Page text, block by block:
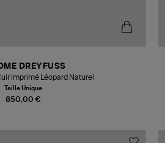
850,00 €
DREYFUSS
Imprimé Léopard Naturel
Taille Unique